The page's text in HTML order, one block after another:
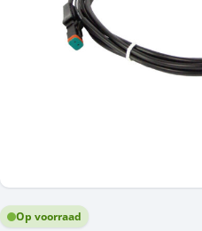
Op voorraad